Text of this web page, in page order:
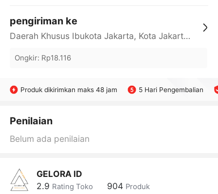
pengiriman ke
Daerah Khusus Ibukota Jakarta, Kota Jakarta Barat, Cengkareng, yy
Ongkir: Rp18.116
Produk dikirimkan maks 48 jam 5 Hari Pengembalian
Penilaian
Belum ada penilaian
GELORA ID
2.9 Rating Toko 904 Produk